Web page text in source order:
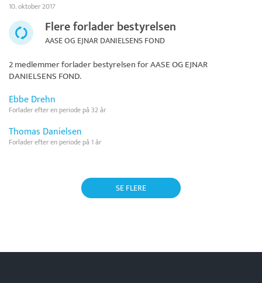
10. oktober 2017
Flere forlader bestyrelsen
AASE OG EJNAR DANIELSENS FOND
2 medlemmer forlader bestyrelsen forAASE OG EJNAR
DANIELSENS FOND.
Ebbe Drehn
Forlader efter en periode på 32 år
Thomas Danielsen
Forlader efter en periode på 1 år
SE FLERE